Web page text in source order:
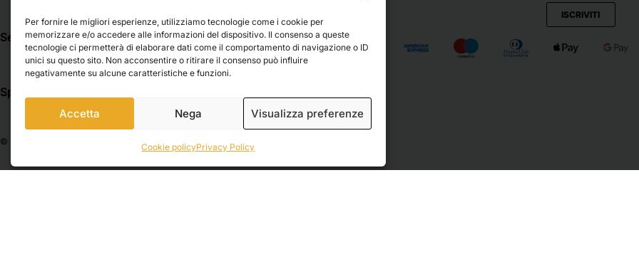
Per fornire le migliori esperienze, utilizziamo tecnologie come i cookie per
memorizzare e/o accedere alle informazioni del dispositivo. Il consenso a queste
tecnologie ci permetterà di elaborare dati come il comportamento di navigazione o ID
unici su questo sito. Non acconsentire o ritirare il consenso può influire
negativamente su alcune caratteristiche e funzioni.
Accetta Nega Visualizza preferenze
Cookie policyPrivacy Policy
Seguici su
ISCRIVITI
Spedizioni
© 2026 Belle Arti Corbara, IT03736520408 – REA: FO – 314246. All rights reserved.